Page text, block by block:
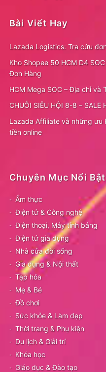
Bài Viết Hay
Lazada Logistics: Tra cứu
Kho Shopee 50 HCM D4
Đơn Hàng
HCM Mega SOC – Địa chỉ và
CHUỖI SIÊU HỘI 8-8 – SALE
Lazada Affiliate và những ưu
tiền online
Chuyên Mục Nổi Bật
Ẩm thực
Điện tử & Công nghệ
Điện thoại, Máy tính bảng
Điện tử gia dụng
Nhà cửa đời sống
Gia dụng & Nội thất
Tạp hóa
Mẹ & Bé
Đồ chơi
Sức khỏe & Làm đẹp
Thời trang & Phụ kiện
Du lịch & Giải trí
Khóa học
Giáo dục & Đào tạo